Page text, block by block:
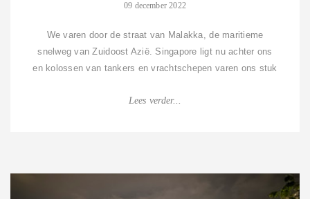
09 december 2022
We varen door de straat van Malakka, de maritieme
snelweg van Zuidoost Azië. Singapore ligt nu achter ons
en kolossen van tankers en vrachtschepen varen ons stuk
Lees verder...